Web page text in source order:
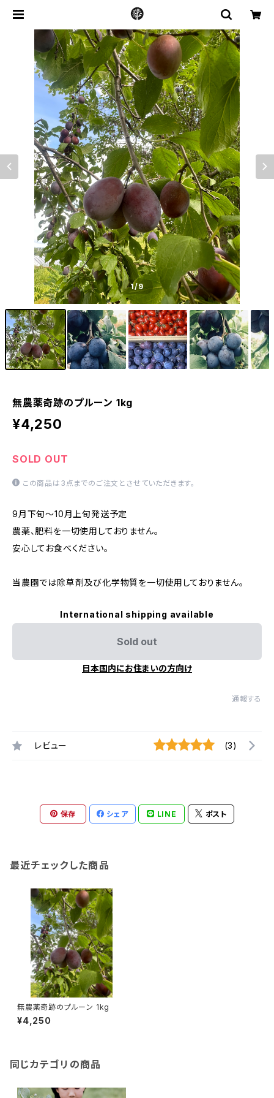
1/9
無農薬奇跡のプルーン 1kg
¥4,250
SOLD OUT
この商品は3点までのご注文とさせていただきます。
9月下旬～10月上旬発送予定
農薬、肥料を一切使用しておりません。
安心してお食べください。
当農園では除草剤及び化学物質を一切使用しておりません。
International shipping available
Sold out
日本国内にお住まいの方向け
通報する
レビュー (3)
保存 シェア LINE ポスト
最近チェックした商品
無農薬奇跡のプルーン 1kg
¥4,250
同じカテゴリの商品